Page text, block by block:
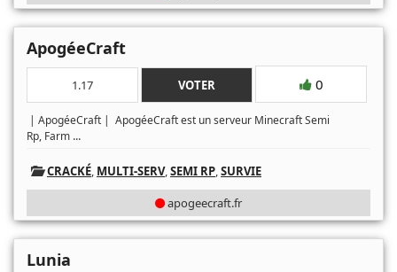
ApogéeCraft
1.17 VOTER 0
| ApogéeCraft | ApogéeCraft est un serveur Minecraft Semi
Rp, Farm ...
CRACKÉ, MULTI-SERV,SEMI RP,SURVIE
apogeecraft.fr
Lunia